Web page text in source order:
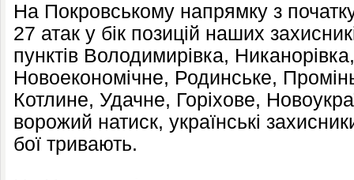
На Покровському напрямку з
27 атак у бік позицій наших
пунктів Володимирівка,
Новоекономічне, Родинське,
Котлине, Удачне, Горіхове,
ворожий натиск, українські
бої тривають.